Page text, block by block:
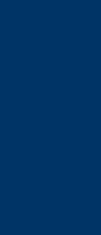
商品
るこ
間違
した
1年
認定